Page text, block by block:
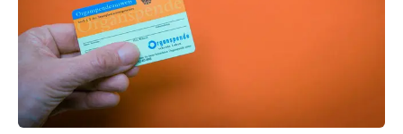
Behandlungsmöglichkeiten für PCC zu verbessern
und ein umfassendes Verständnis der komplexen
Erkrankung zu entwickeln.